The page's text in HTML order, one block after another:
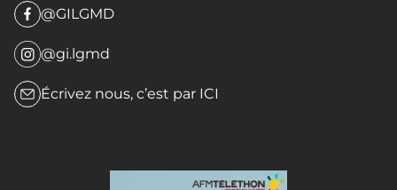
@GILGMD
@gi.lgmd
Écrivez nous, c’est par ICI